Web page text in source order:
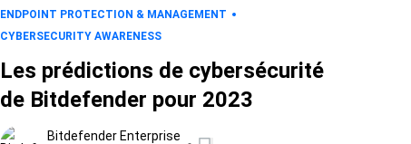
ENDPOINT PROTECTION & MANAGEMENT
CYBERSECURITY AWARENESS
Les prédictions de cybersécurité
de Bitdefender pour 2023
Bitdefender Enterprise